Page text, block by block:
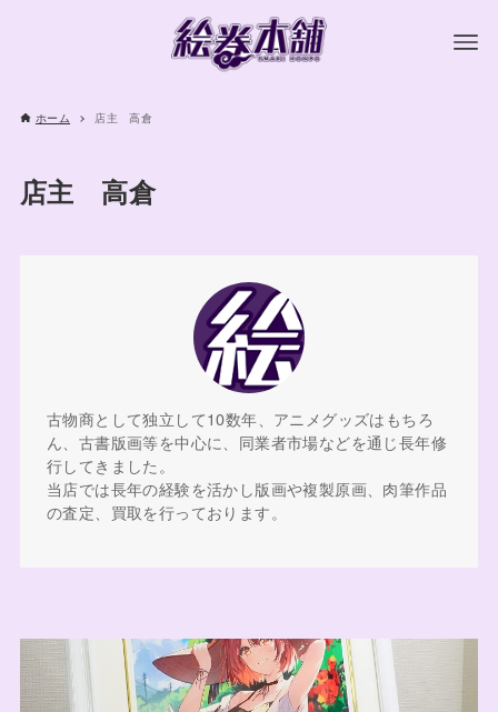
ホーム 店主 高倉
店主 高倉
古物商として独立して10数年、アニメグッズはもちろ
ん、古書版画等を中心に、同業者市場などを通じ長年修
行してきました。
当店では長年の経験を活かし版画や複製原画、肉筆作品
の査定、買取を行っております。